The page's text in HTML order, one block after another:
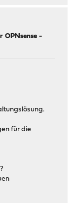
OPNsense -
für die